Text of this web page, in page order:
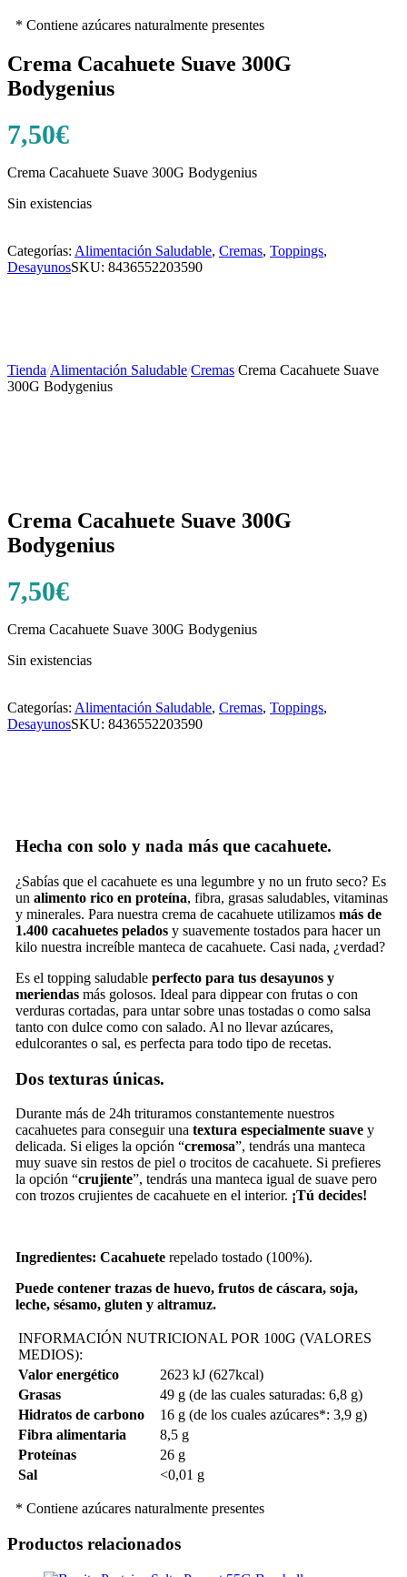
* Contiene azúcares naturalmente presentes
Crema Cacahuete Suave 300G
Bodygenius
7,50€
Crema Cacahuete Suave 300G Bodygenius
Sin existencias
Categorías: Alimentación Saludable, Cremas, Toppings,
DesayunosSKU: 8436552203590
Tienda/Alimentación Saludable/Cremas/Crema Cacahuete Suave
300G Bodygenius
Crema Cacahuete Suave 300G
Bodygenius
7,50€
Crema Cacahuete Suave 300G Bodygenius
Sin existencias
Categorías: Alimentación Saludable, Cremas, Toppings,
DesayunosSKU: 8436552203590
Hecha con solo y nada más que cacahuete.
¿Sabías que el cacahuete es una legumbre y no un fruto seco? Es
un alimento rico en proteína, fibra, grasas saludables, vitaminas
y minerales. Para nuestra crema de cacahuete utilizamos más de
1.400 cacahuetes peladosy suavemente tostados para hacer un
kilo nuestra increíble manteca de cacahuete. Casi nada, ¿verdad?
Es el topping saludable perfecto para tus desayunos y
meriendasmás golosos. Ideal para dippear con frutas o con
verduras cortadas, para untar sobre unas tostadas o como salsa
tanto con dulce como con salado. Al no llevar azúcares,
edulcorantes o sal, es perfecta para todo tipo de recetas.
Dos texturas únicas.
Durante más de 24h trituramos constantemente nuestros
cacahuetes para conseguir una textura especialmente suavey
delicada. Si eliges la opción “cremosa”, tendrás una manteca
muy suave sin restos de piel o trocitos de cacahuete. Si prefieres
la opción “crujiente”, tendrás una manteca igual de suave pero
con trozos crujientes de cacahuete en el interior. ¡Tú decides!
Ingredientes: Cacahueterepelado tostado (100%).
Puede contener trazas de huevo, frutos de cáscara, soja,
leche, sésamo, gluten y altramuz.
INFORMACIÓN NUTRICIONAL POR 100G (VALORES
MEDIOS):
Valor energético
2623 kJ (627kcal)
Grasas
49 g (de las cuales saturadas: 6,8 g)
Hidratos de carbono
16 g (de los cuales azúcares*: 3,9 g)
Fibra alimentaria
8,5 g
Proteínas
26 g
Sal
<0,01 g
* Contiene azúcares naturalmente presentes
Productos relacionados